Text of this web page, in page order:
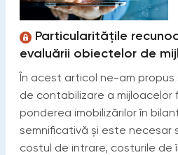
Particularitățile
evaluării obiectelor de
În acest articol ne-am propus
de contabilizare a mijloacelor
ponderea imobilizărilor în
semnificativă și este necesar
costul de intrare, costurile de